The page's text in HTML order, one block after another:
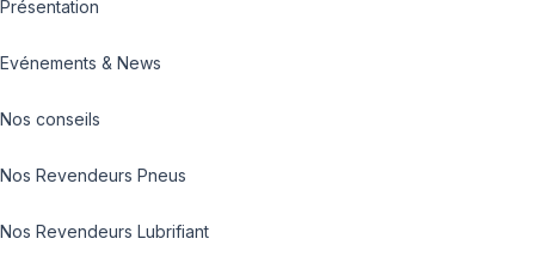
Présentation
Evénements & News
Nos conseils
Nos Revendeurs Pneus
Nos Revendeurs Lubrifiant